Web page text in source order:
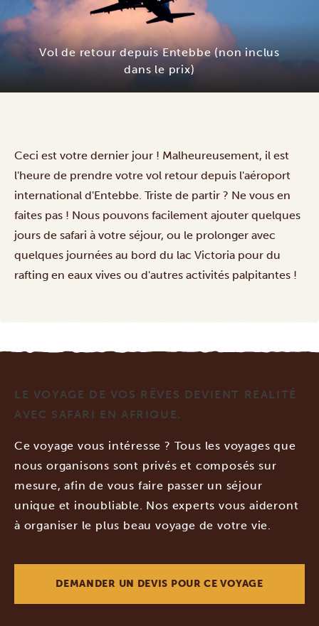
Vol de retour depuis Entebbe (non inclus
dans le prix)
Ceci est votre dernier jour ! Malheureusement, il est
l'heure de prendre votre vol retour depuis l'aéroport
international d'Entebbe. Triste de partir ? Ne vous en
faites pas ! Nous pouvons facilement ajouter quelques
jours de safari à votre séjour, ou le prolonger avec
quelques journées au bord du lac Victoria pour du
rafting en eaux vives ou d'autres activités palpitantes !
LE VOYAGE DE VOS RÊVES DEVIENT RÉALITÉ
AVEC SAFARI EN AFRIQUE.
Ce voyage vous intéresse ? Tous les voyages que
nous organisons sont privés et composés sur
mesure, afin de vous faire passer un séjour
unique et inoubliable. Nos experts vous aideront
à organiser le plus beau voyage de votre vie.
DEMANDER UN DEVIS POUR CE VOYAGE